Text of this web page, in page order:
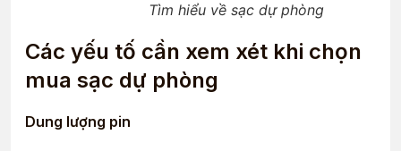
Tìm hiểu về sạc dự phòng
Các yếu tố cần xem xét khi chọn
mua sạc dự phòng
Dung lượng pin